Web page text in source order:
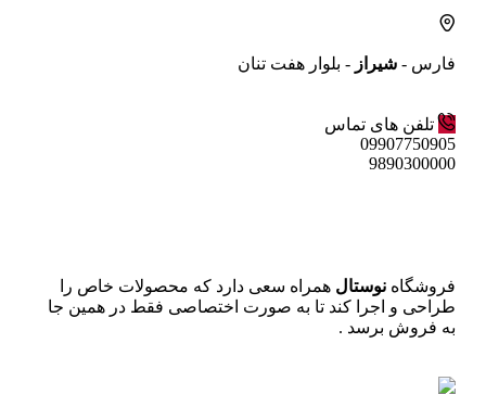
فارس - شیراز - بلوار هفت تنان
تلفن های تماس
09907750905
9890300000
فروشگاه نوستال همراه سعی دارد که محصولات خاص را
طراحی و اجرا کند تا به صورت اختصاصی فقط در همین جا
به فروش برسد .